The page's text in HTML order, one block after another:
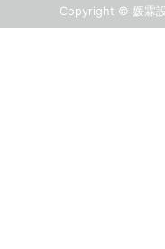
Copyright © 媛霖